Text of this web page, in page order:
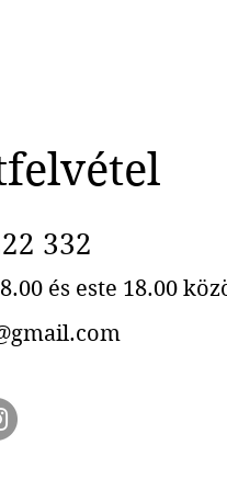
332
és este 18.00